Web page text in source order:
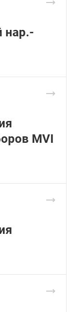
нар.-
MVI